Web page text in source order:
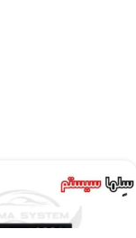
۱۷,۸۹۰,۰۰۰ تومان